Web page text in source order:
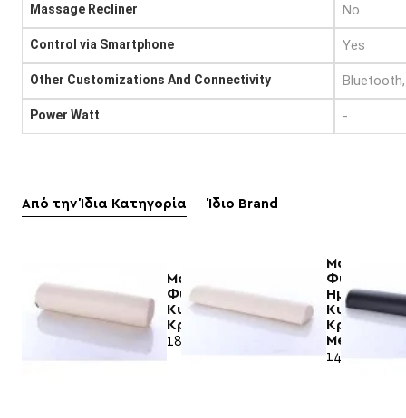
Massage Recliner No
Control via Smartphone Yes
Other Customizations And Connectivity
Power Watt -
Από την Ίδια Κατηγορία Ίδιο Brand
Μαξιλάρι
Φυσικοθεραπείας
Κυλινδρικό
Κρεμ|Megafitness
18,77€
Μαξιλάρι
Ημι-
Κυλινδρικό
Κρεμ|
14,57€